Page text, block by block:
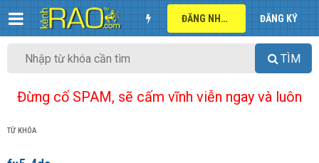
ĐĂNG NHẬP ĐĂNG KÝ
TÌM
Đừng cố SPAM, sẽ cấm vĩnh viễn ngay và luôn
TỪ KHÓA